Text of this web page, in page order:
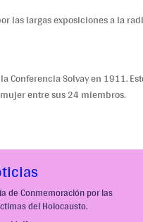
las largas exposiciones a la
Conferencia Solvay en 1911.
entre sus 24 miembros.
de Conmemoración por las
del Holocausto.